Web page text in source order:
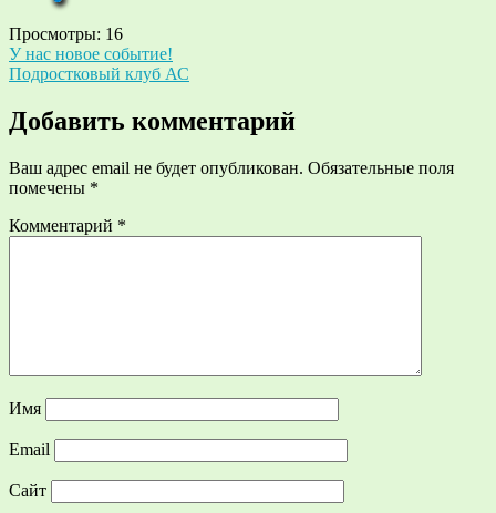
Просмотры: 16
Навигация
по
записям
У нас новое событие!
Подростковый клуб АС
Добавить комментарий
Ваш адрес email не будет опубликован. Обязательные поля
помечены *
Комментарий *
Имя
Email
Сайт